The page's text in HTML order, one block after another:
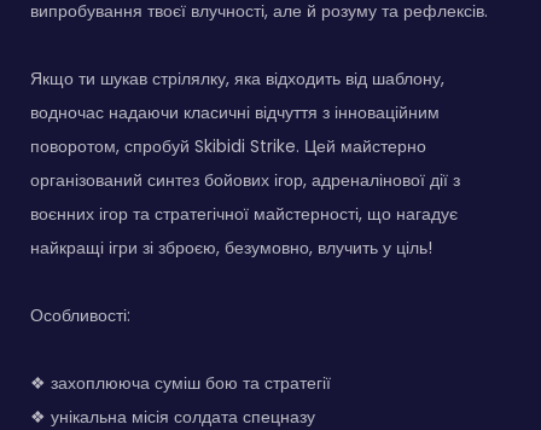
випробування твоєї влучності, але й розуму та рефлексів.
Якщо ти шукав стрілялку, яка відходить від шаблону,
водночас надаючи класичні відчуття з інноваційним
поворотом, спробуй Skibidi Strike. Цей майстерно
організований синтез бойових ігор, адреналінової дії з
воєнних ігор та стратегічної майстерності, що нагадує
найкращі ігри зі зброєю, безумовно, влучить у ціль!
Особливості:
❖ захоплююча суміш бою та стратегії
❖ унікальна місія солдата спецназу